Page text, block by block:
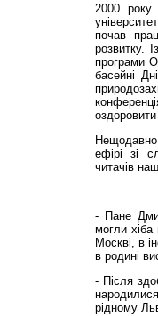
2000 року
почав
розвитку.
програми
басейні
оздоровити
Нещодавно
ефірі зі
читачів
- Пане
могли
Москві, в
в родині
- Після
рідному